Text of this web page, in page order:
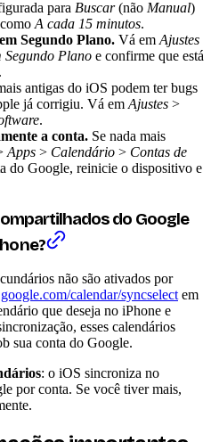
para Buscar(não Manual)
A cada 15 minutos.
Segundo Plano. Vá em Ajustes
Segundo Plano e confirme que está
antigas do iOS podem ter bugs
já corrigiu. Vá em Ajustes >
.
a conta. Se nada mais
Apps > Calendário > Contas de
do Google, reinicie o dispositivo e
do Google
não são ativados por
calendar/syncselect em
que deseja no iPhone e
esses calendários
sua conta do Google.
: o iOS sincroniza no
por conta. Se você tiver mais,